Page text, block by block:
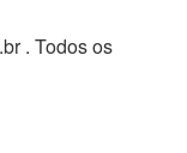
. Todos os